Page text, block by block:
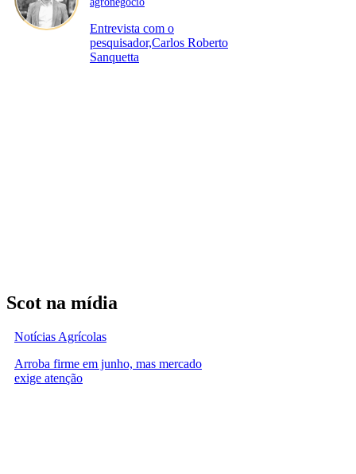
Entrevista com o
pesquisador,Carlos Roberto
Sanquetta
Scot na mídia
Notícias Agrícolas
Arroba firme em junho, mas mercado
exige atenção